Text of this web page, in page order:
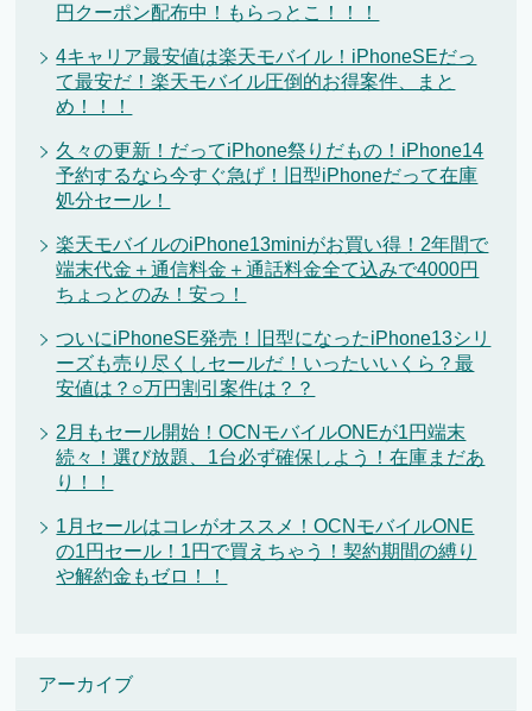
円クーポン配布中！もらっとこ！！！
4キャリア最安値は楽天モバイル！iPhoneSEだっ
て最安だ！楽天モバイル圧倒的お得案件、まと
め！！！
久々の更新！だってiPhone祭りだもの！iPhone14
予約するなら今すぐ急げ！旧型iPhoneだって在庫
処分セール！
楽天モバイルのiPhone13miniがお買い得！2年間で
端末代金＋通信料金＋通話料金全て込みで4000円
ちょっとのみ！安っ！
ついにiPhoneSE発売！旧型になったiPhone13シリ
ーズも売り尽くしセールだ！いったいいくら？最
安値は？○万円割引案件は？？
2月もセール開始！OCNモバイルONEが1円端末
続々！選び放題、1台必ず確保しよう！在庫まだあ
り！！
1月セールはコレがオススメ！OCNモバイルONE
の1円セール！1円で買えちゃう！契約期間の縛り
や解約金もゼロ！！
アーカイブ